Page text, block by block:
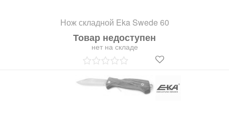
Нож складной Eka Swede 60
Товар недоступен
нет на складе